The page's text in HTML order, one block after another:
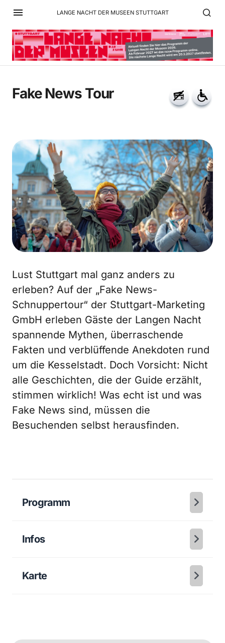
LANGE NACHT DER MUSEEN STUTTGART
Fake News Tour
Lust Stuttgart mal ganz anders zu
erleben? Auf der „Fake News-
Schnuppertour“ der Stuttgart-Marketing
GmbH erleben Gäste der Langen Nacht
spannende Mythen, überraschende
Fakten und verblüffende Anekdoten rund
um die Kesselstadt. Doch Vorsicht: Nicht
alle Geschichten, die der Guide erzählt,
stimmen wirklich! Was echt ist und was
Fake News sind, müssen die
Besuchenden selbst herausfinden.
Programm
Infos
Karte